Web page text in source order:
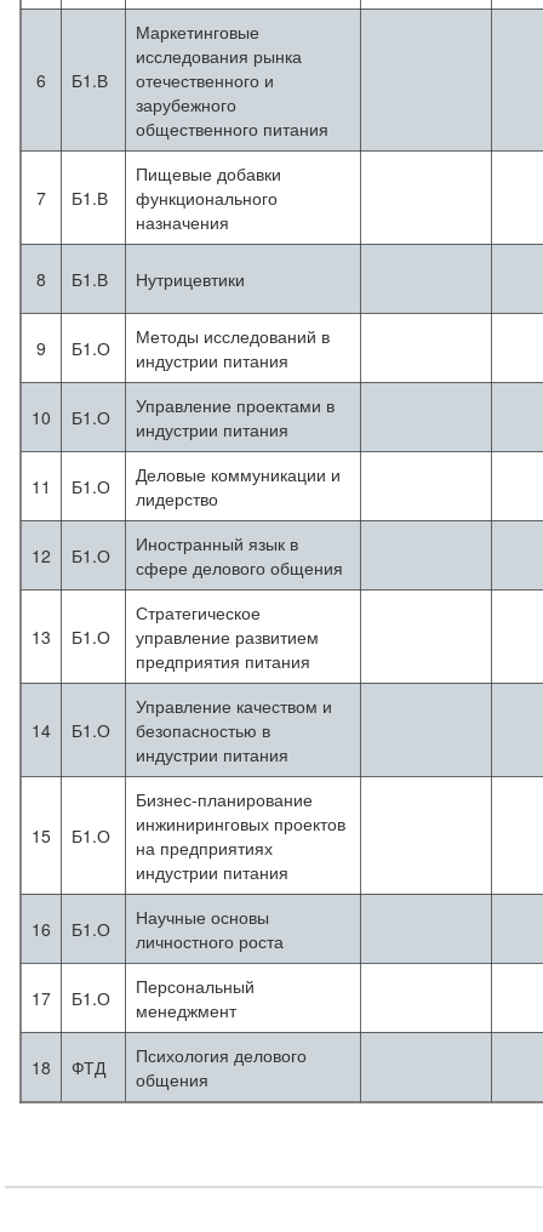
6 Б1.В
Маркетинговые
исследования рынка
отечественного и
зарубежного
общественного питания
7 Б1.В
Пищевые добавки
функционального
назначения
8 Б1.В Нутрицевтики
9 Б1.О
Методы исследований в
индустрии питания
10 Б1.О
Управление проектами в
индустрии питания
11 Б1.О
Деловые коммуникации и
лидерство
12 Б1.О
Иностранный язык в
сфере делового общения
13 Б1.О
Стратегическое
управление развитием
предприятия питания
14 Б1.О
Управление качеством и
безопасностью в
индустрии питания
15 Б1.О
Бизнес-планирование
инжиниринговых проектов
на предприятиях
индустрии питания
16 Б1.О
Научные основы
личностного роста
17 Б1.О
Персональный
менеджмент
18 ФТД
Психология делового
общения